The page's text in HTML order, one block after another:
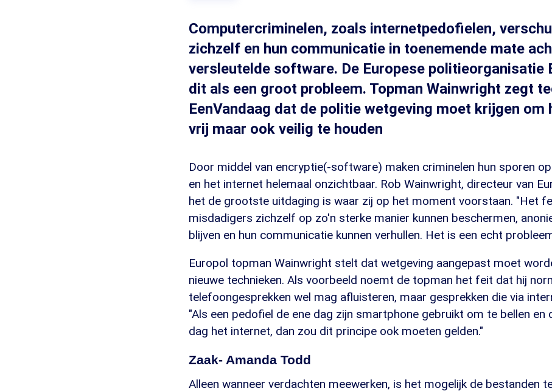
Computercriminelen, zoals internetpedofielen,
zichzelf en hun communicatie in toenemende mate
versleutelde software. De Europese politieorganisatie
dit als een groot probleem. Topman Wainwright zegt
EenVandaag dat de politie wetgeving moet krijgen om
vrij maar ook veilig te houden
Door middel van encryptie(-software) maken criminelen hun sporen
en het internet helemaal onzichtbaar. Rob Wainwright, directeur van
het de grootste uitdaging is waar zij op het moment voorstaan. "Het
misdadigers zichzelf op zo'n sterke manier kunnen beschermen,
blijven en hun communicatie kunnen verhullen. Het is een echt
Europol topman Wainwright stelt dat wetgeving aangepast moet
nieuwe technieken. Als voorbeeld noemt de topman het feit dat hij
telefoongesprekken wel mag afluisteren, maar gesprekken die via
"Als een pedofiel de ene dag zijn smartphone gebruikt om te bellen en
dag het internet, dan zou dit principe ook moeten gelden."
Zaak- Amanda Todd
Alleen wanneer verdachten meewerken, is het mogelijk de bestanden